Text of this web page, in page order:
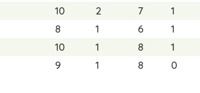
10 2 7 1
8 1 6 1
10 1 8 1
9 1 8 0